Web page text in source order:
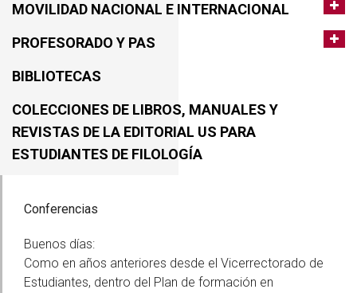
MOVILIDAD NACIONAL E INTERNACIONAL
PROFESORADO Y PAS
BIBLIOTECAS
COLECCIONES DE LIBROS, MANUALES Y
REVISTAS DE LA EDITORIAL US PARA
ESTUDIANTES DE FILOLOGÍA
Conferencias
Buenos días:
Como en años anteriores desde el Vicerrectorado de
Estudiantes, dentro del Plan de formación en